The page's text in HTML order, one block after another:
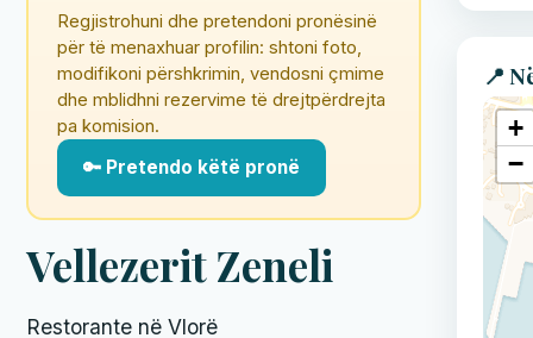
Regjistrohuni dhe pretendoni pronësinë
për të menaxhuar profilin: shtoni foto,
modifikoni përshkrimin, vendosni çmime
dhe mblidhni rezervime të drejtpërdrejta
pa komision.
🔑 Pretendo këtë pronë
Vellezerit Zeneli
Restorante në Vlorë
📍
+
−